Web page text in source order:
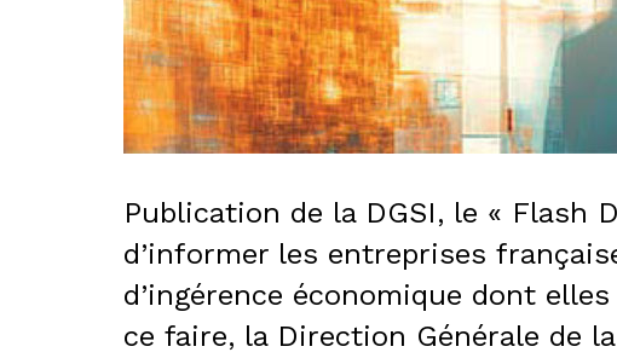
Publication de la DGSI, le « Flash
d’informer les entreprises
d’ingérence économique dont
ce faire, la Direction Générale de